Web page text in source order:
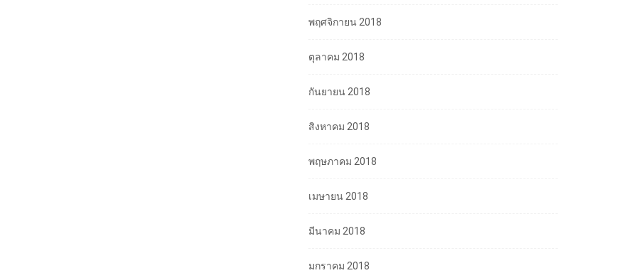
พฤศจิกายน 2018
ตุลาคม 2018
กันยายน 2018
สิงหาคม 2018
พฤษภาคม 2018
เมษายน 2018
มีนาคม 2018
มกราคม 2018